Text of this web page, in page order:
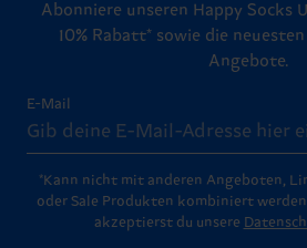
Abonniere unseren Happy Socks
10% Rabatt* sowie die
Angebote.
E-Mail
*Kann nicht mit anderen Angeboten,
oder Sale Produkten kombiniert
akzeptierst du unsere